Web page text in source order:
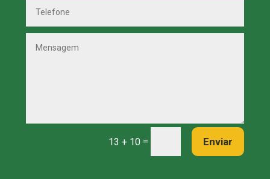
13 + 10 = Enviar